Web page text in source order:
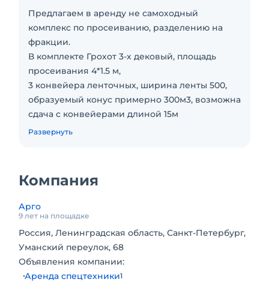
Предлагаем в аренду не самоходный
комплекс по просеиванию, разделению на
фракции.
В комплекте Грохот 3-х дековый, площадь
просеивания 4*1.5 м,
3 конвейера ленточных, ширина ленты 500,
образуемый конус примерно 300м3, возможна
сдача с конвейерами длиной 15м
Питатель ленточный, объем бункера 10 м3
генератором, обсуждается отдельно
материалов.
Оплата по безналичному и наличному
расчету.
На длительный срок возможны скидки.
Доставка осуществляется за счет заказчика
Развернуть
Компания
Арго
9 лет на площадке
Россия, Ленинградская область, Санкт-Петербург,
Уманский переулок, 68
Объявления компании:
Аренда спецтехники1